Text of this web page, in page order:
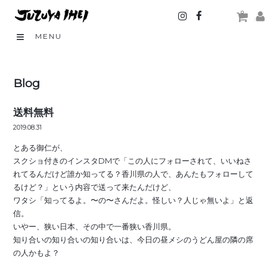
0
MENU
Blog
送料無料
2019.08.31
とある御仁が、
スクショ付きのインスタDMで「この人にフォローされて、いいねさ
れてるんだけど誰か知ってる？香川県の人で、あんたもフォローして
るけど？」という内容で送って来たんだけど、
ワタシ「知ってるよ。〜の〜さんだよ。怪しい？人じゃ無いよ」と返
信。
いやー、狭い日本、その中で一番狭い香川県。
知り合いの知り合いの知り合いは、今日の昼メシのうどん屋の隣の席
の人かもよ？